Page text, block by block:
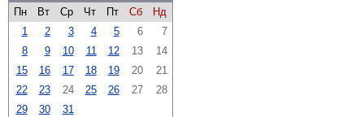
Пн
Вт Ср Чт Пт Сб
Нд
1
2 3 4 5 6
7
8
9 10 11 12 13
14
15
16 17 18 19 20
21
22
23 24 25 26 27
28
29
30 31